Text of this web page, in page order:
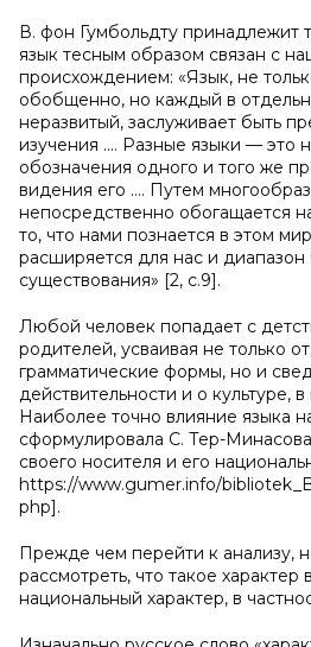
В. фон Гумбольдту принадлежит
язык тесным образом связан с
происхождением: «Язык, не
обобщенно, но каждый в
неразвитый, заслуживает быть
изучения …. Разные языки — это
обозначения одного и того же
видения его …. Путем
непосредственно обогащается
то, что нами познается в этом
расширяется для нас и диапазон
существования» [2, с.9].
Любой человек попадает с
родителей, усваивая не только
грамматические формы, но и
действительности и о культуре,
Наиболее точно влияние языка
сформулировала С. Тер-
своего носителя и его
https://www.gumer.info/
php].
Прежде чем перейти к анализу,
рассмотреть, что такое характер
национальный характер, в